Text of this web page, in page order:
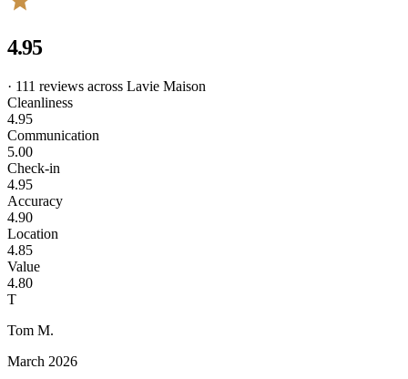
4.95
· 111 reviews across Lavie Maison
Cleanliness
4.95
Communication
5.00
Check-in
4.95
Accuracy
4.90
Location
4.85
Value
4.80
T
Tom M.
March 2026